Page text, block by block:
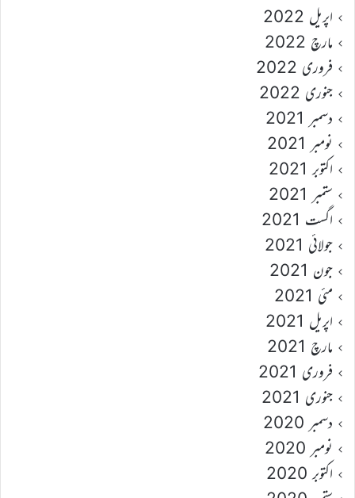
اپریل 2022
مارچ 2022
فروری 2022
جنوری 2022
دسمبر 2021
نومبر 2021
اکتوبر 2021
ستمبر 2021
اگست 2021
جولائی 2021
جون 2021
مئی 2021
اپریل 2021
مارچ 2021
فروری 2021
جنوری 2021
دسمبر 2020
نومبر 2020
اکتوبر 2020